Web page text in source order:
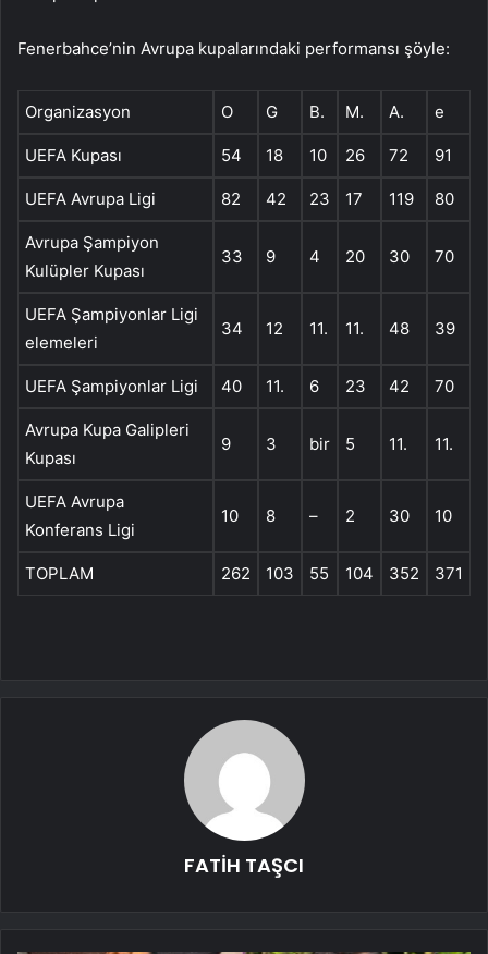
Fenerbahce’nin Avrupa kupalarındaki performansı şöyle:
Organizasyon O G B. M. A. e
UEFA Kupası 54 18 10 26 72 91
UEFA Avrupa Ligi 82 42 23 17 119 80
Avrupa Şampiyon
Kulüpler Kupası
33 9 4 20 30 70
UEFA Şampiyonlar Ligi
elemeleri
34 12 11. 11. 48 39
UEFA Şampiyonlar Ligi 40 11. 6 23 42 70
Avrupa Kupa Galipleri
Kupası
9 3 bir 5 11. 11.
UEFA Avrupa
Konferans Ligi
10 8 – 2 30 10
TOPLAM 262 103 55 104 352 371
FATİH TAŞCI